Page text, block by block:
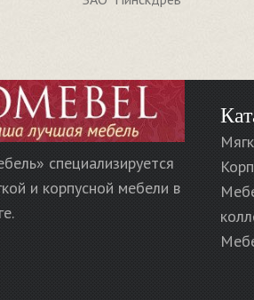
специализируется
и корпусной мебели в